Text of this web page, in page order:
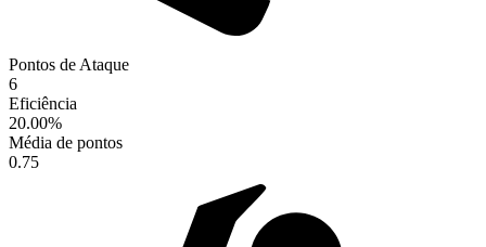
Pontos de Ataque
6
Eficiência
20.00%
Média de pontos
0.75